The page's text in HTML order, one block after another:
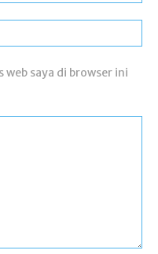
web saya di browser ini